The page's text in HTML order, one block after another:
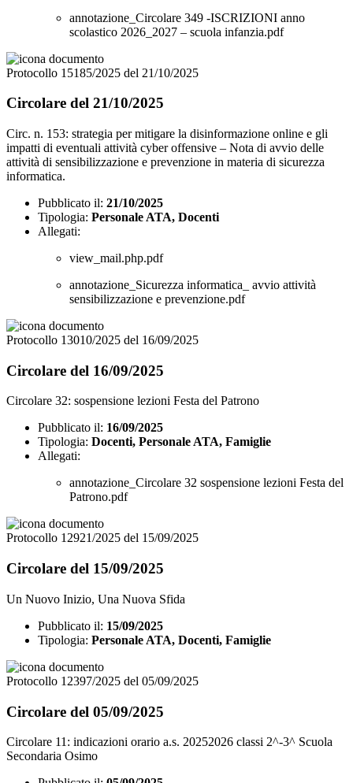
annotazione_Circolare 349 -ISCRIZIONI anno
scolastico 2026_2027 – scuola infanzia.pdf
Protocollo 15185/2025 del 21/10/2025
Circolare del 21/10/2025
Circ. n. 153: strategia per mitigare la disinformazione online e gli
impatti di eventuali attività cyber offensive – Nota di avvio delle
attività di sensibilizzazione e prevenzione in materia di sicurezza
informatica.
Pubblicato il: 21/10/2025
Tipologia: Personale ATA, Docenti
Allegati:
view_mail.php.pdf
annotazione_Sicurezza informatica_ avvio attività
sensibilizzazione e prevenzione.pdf
Protocollo 13010/2025 del 16/09/2025
Circolare del 16/09/2025
Circolare 32: sospensione lezioni Festa del Patrono
Pubblicato il: 16/09/2025
Tipologia: Docenti, Personale ATA, Famiglie
Allegati:
annotazione_Circolare 32 sospensione lezioni Festa del
Patrono.pdf
Protocollo 12921/2025 del 15/09/2025
Circolare del 15/09/2025
Un Nuovo Inizio, Una Nuova Sfida
Pubblicato il: 15/09/2025
Tipologia: Personale ATA, Docenti, Famiglie
Protocollo 12397/2025 del 05/09/2025
Circolare del 05/09/2025
Circolare 11: indicazioni orario a.s. 20252026 classi 2^-3^ Scuola
Secondaria Osimo